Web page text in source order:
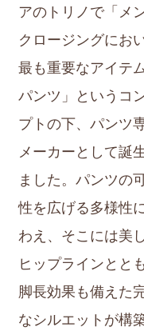
アのトリノで「メ
クロージングにお
最も重要なアイテ
パンツ」というコ
プトの下、パンツ
メーカーとして誕
ました。パンツの
性を広げる多様性
わえ、そこには美
ヒップラインとと
脚長効果も備えた
なシルエットが構